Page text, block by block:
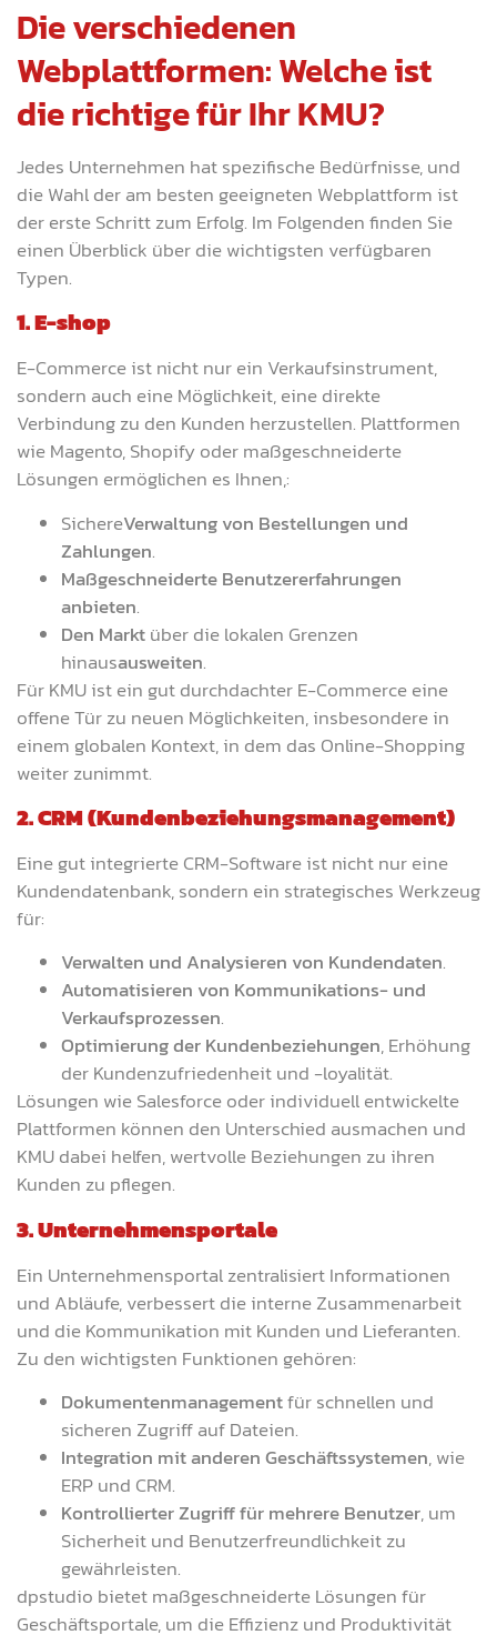
Die verschiedenen
Webplattformen: Welche ist
die richtige für Ihr KMU?
Jedes Unternehmen hat spezifische Bedürfnisse, und
die Wahl der am besten geeigneten Webplattform ist
der erste Schritt zum Erfolg. Im Folgenden finden Sie
einen Überblick über die wichtigsten verfügbaren
Typen.
1. E-shop
E-Commerce ist nicht nur ein Verkaufsinstrument,
sondern auch eine Möglichkeit, eine direkte
Verbindung zu den Kunden herzustellen. Plattformen
wie Magento, Shopify oder maßgeschneiderte
Lösungen ermöglichen es Ihnen,:
SichereVerwaltung von Bestellungen und
Zahlungen.
Maßgeschneiderte Benutzererfahrungen
anbieten.
Den Marktüber die lokalen Grenzen
hinausausweiten.
Für KMU ist ein gut durchdachter E-Commerce eine
offene Tür zu neuen Möglichkeiten, insbesondere in
einem globalen Kontext, in dem das Online-Shopping
weiter zunimmt.
2. CRM (Kundenbeziehungsmanagement)
Eine gut integrierte CRM-Software ist nicht nur eine
Kundendatenbank, sondern ein strategisches Werkzeug
für:
Verwalten und Analysieren von Kundendaten.
Automatisieren von Kommunikations- und
Verkaufsprozessen.
Optimierung der Kundenbeziehungen, Erhöhung
der Kundenzufriedenheit und -loyalität.
Lösungen wie Salesforce oder individuell entwickelte
Plattformen können den Unterschied ausmachen und
KMU dabei helfen, wertvolle Beziehungen zu ihren
Kunden zu pflegen.
3. Unternehmensportale
Ein Unternehmensportal zentralisiert Informationen
und Abläufe, verbessert die interne Zusammenarbeit
und die Kommunikation mit Kunden und Lieferanten.
Zu den wichtigsten Funktionen gehören:
Dokumentenmanagementfür schnellen und
sicheren Zugriff auf Dateien.
Integration mit anderen Geschäftssystemen, wie
ERP und CRM.
Kontrollierter Zugriff für mehrere Benutzer, um
Sicherheit und Benutzerfreundlichkeit zu
gewährleisten.
dpstudio bietet maßgeschneiderte Lösungen für
Geschäftsportale, um die Effizienz und Produktivität